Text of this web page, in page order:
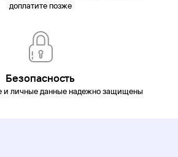
доплатите позже
Безопасность
и личные данные надежно защищены